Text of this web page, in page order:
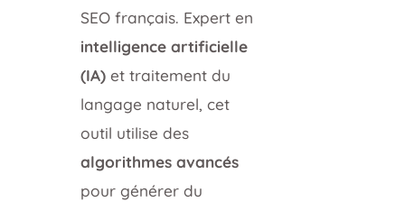
SEO français. Expert en
intelligence artificielle
(IA) et traitement du
langage naturel, cet
outil utilise des
algorithmes avancés
pour générer du